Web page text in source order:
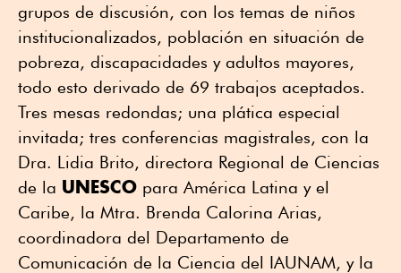
grupos de discusión, con los temas de niños
institucionalizados, población en situación de
pobreza, discapacidades y adultos mayores,
todo esto derivado de 69 trabajos aceptados.
Tres mesas redondas; una plática especial
invitada; tres conferencias magistrales, con la
Dra. Lidia Brito, directora Regional de Ciencias
de la UNESCO para América Latina y el
Caribe, la Mtra. Brenda Calorina Arias,
coordinadora del Departamento de
Comunicación de la Ciencia del IAUNAM, y la